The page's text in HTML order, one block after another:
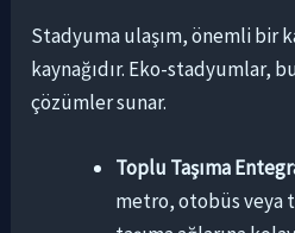
Stadyuma ulaşım, önemli bir
kaynağıdır. Eko-stadyumlar,
çözümler sunar.
Toplu Taşıma
metro, otobüs veya